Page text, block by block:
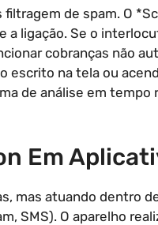
de spam. O
a ligação. Se o
cobranças não
escrito na tela ou
de análise em tempo
Em
mas atuando dentro
SMS). O aparelho